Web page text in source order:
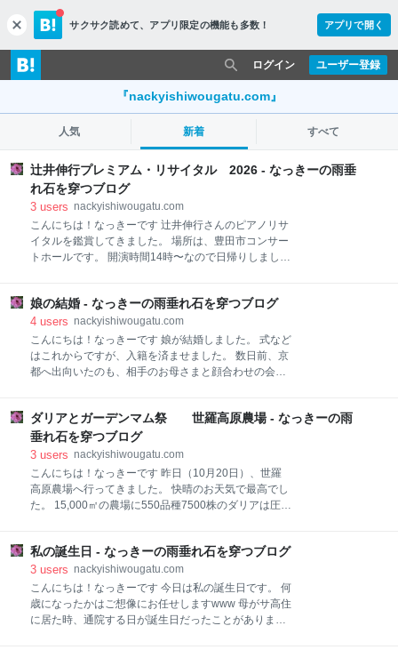
c
l
o
s
サクサク読めて、 アプリ限定の機能も多数！ アプリで開く
ユーザー登録
ログイン
『nackyishiwougatu.com』
人気 新着 すべて
辻󠄀井伸行プレミアム・リサイタル 2026 - なっきーの雨垂
れ石を穿つブログ
3 users nackyishiwougatu.com
こんにちは！なっきーです 辻󠄀井伸行さんのピアノリサ
イタルを鑑賞してきました。 場所は、豊田市コンサー
トホールです。 開演時間14時〜なので日帰りしまし
す。 その時は結構、前の方の席だったので、見上げる
ようだったのですが、今回はバルコニー席です。 ホー
ルも立派なんですよ。 装飾の美しい立派なパイプオル
ガン 照明もオシャレで素敵🤩 私が大好きなシューマン
の『子供の情景』 「印象主義」ドビュッシーならでは
した 予定曲の演奏画終わっても、鳴り止まない拍手👏
アンコール曲 ・ドビッシー『月の光』 ・セヴィラック
『ロマンティックなワルツ』 ・リスト『超絶技巧練習
曲 第10番』 ・リスト『ラ・カ
娘の結婚 - なっきーの雨垂れ石を穿つブログ
4 users nackyishiwougatu.com
こんにちは！なっきーです 娘が結婚しました。 式など
はこれからですが、入籍を済ませました。 数日前、京
都へ出向いたのも、相手のお母さまと顔合わせの会食
中、ちょっとしたハプニングがあったのですが、かえ
ってうちとける会食になり、とても楽しいひとときを
過ごせました。 鴨川 昨日の雨で水の勢いが凄かった！
京都駅は、国内外大勢の人達でごった返してました。
新幹線ホームに、カチカチのアイスが売ってる自販機
発見！ 車内販売がなくなったんですよね（グリーン車
がLINEできました。 知らなかったのですが、今どきの
婚姻届ってキャラクターものとか、カラフルな用紙が
あるようです。 役所提出用の他に、記念用婚姻届、
ダリアとガーデンマム祭 世羅高原農場 - なっきーの雨
垂れ石を穿つブログ
3 users nackyishiwougatu.com
こんにちは！なっきーです 昨日（10月20日）、世羅
高原農場へ行ってきました。 快晴のお天気で最高でし
た。 15,000㎡の農場に550品種7500株のダリアは圧
す。 少し歩いていくと、 こんな広いダリア畑を見たの
は初めてです。 感動～！！ 『母のぬくもり』 鮮やか
なオレンジ色です。 『うたげ』 ブローチみたいな可愛
さ。 『花衣』 優しい色合いのグラデーションが綺麗で
す。 『ホーリードレス』 涼やかな白で見事な大輪咲き
私の誕生日 - なっきーの雨垂れ石を穿つブログ
3 users nackyishiwougatu.com
こんにちは！なっきーです 今日は私の誕生日です。 何
歳になったかはご想像にお任せしますwww 母がサ高住
に居た時、通院する日が誕生日だったことがありまし